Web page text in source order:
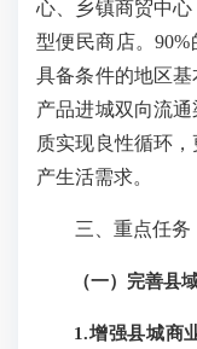
心、乡镇商贸中
型便民商店。90%
具备条件的地区
产品进城双向流
质实现良性循环
产生活需求。
三、重点任务
（一）完善县域
1.增强县城商